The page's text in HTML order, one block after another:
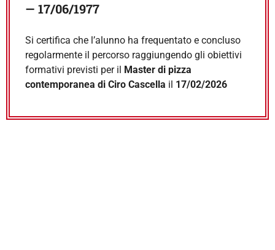
— 17/06/1977
Si certifica che l’alunno ha frequentato e concluso
regolarmente il percorso raggiungendo gli obiettivi
formativi previsti per il Master di pizza
contemporanea di Ciro Cascella il 17/02/2026